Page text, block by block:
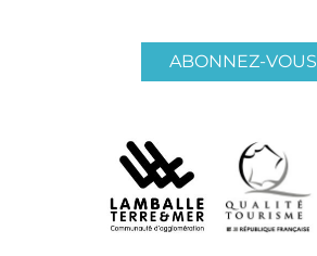
ABONNEZ-VOUS